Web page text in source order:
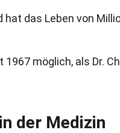
das Leben von
1967 möglich, als Dr.
der Medizin